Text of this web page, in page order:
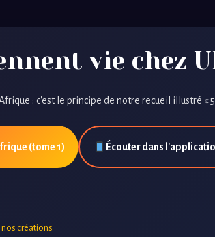
vie chez
: c'est le principe de notre recueil illustré «
(tome 1) Écouter dans
créations